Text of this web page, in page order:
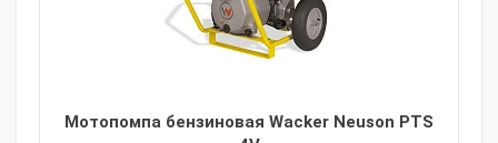
Мотопомпа бензиновая Wacker Neuson PTS